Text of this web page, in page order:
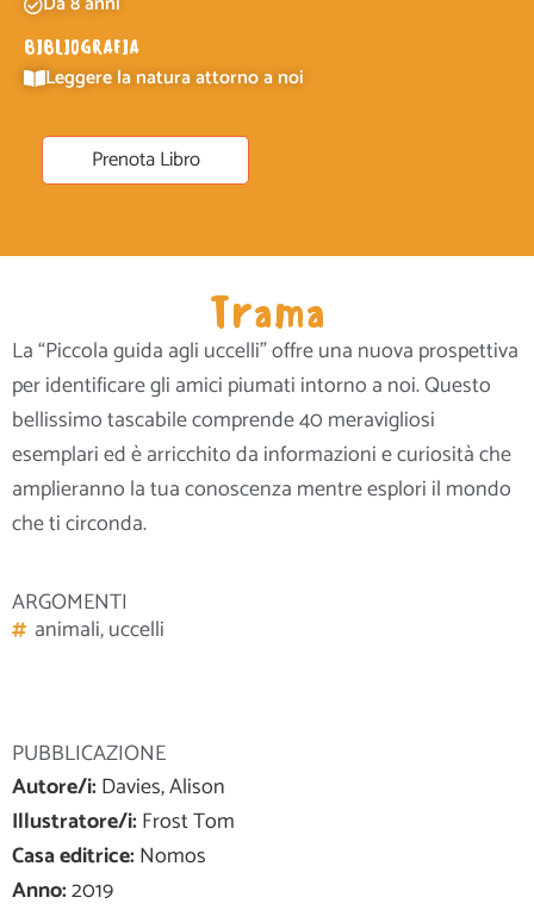
BIBLIOGRAFIA
Leggere la natura attorno a noi
Prenota Libro
PUBBLICAZIONE
Autore/i:Davies, Alison
Illustratore/i:Frost Tom
Casa editrice:Nomos
Anno:2019
Trama
La “Piccola guida agli uccelli” offre una nuova prospettiva
per identificare gli amici piumati intorno a noi. Questo
bellissimo tascabile comprende 40 meravigliosi
esemplari ed è arricchito da informazioni e curiosità che
amplieranno la tua conoscenza mentre esplori il mondo
che ti circonda.
ARGOMENTI
animali,uccelli